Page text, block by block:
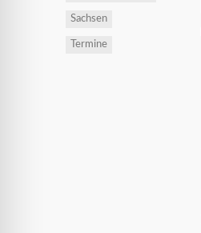
Sachsen
Termine